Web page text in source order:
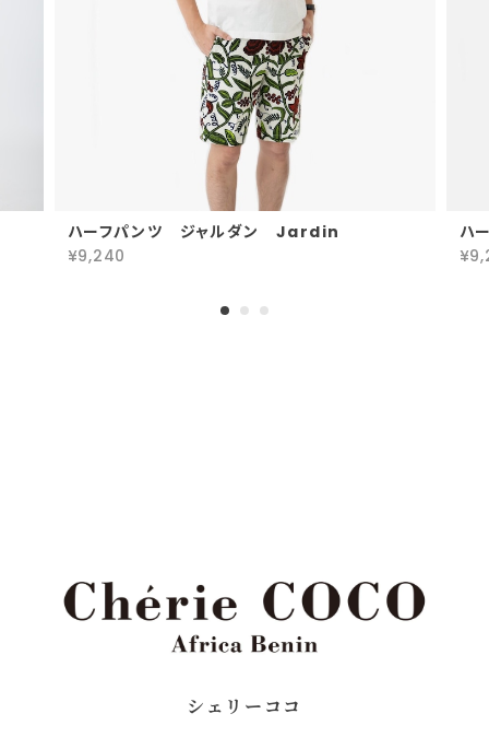
ハーフパンツ ジャルダン Jardin
¥9,240
ハ
シェリーココ